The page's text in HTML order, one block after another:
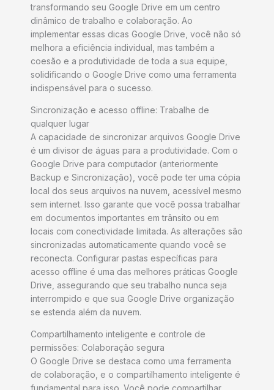
transformando seu Google Drive em um centro
dinâmico de trabalho e colaboração. Ao
implementar essas dicas Google Drive, você não só
melhora a eficiência individual, mas também a
coesão e a produtividade de toda a sua equipe,
solidificando o Google Drive como uma ferramenta
indispensável para o sucesso.
Sincronização e acesso offline: Trabalhe de
qualquer lugar
A capacidade de sincronizar arquivos Google Drive
é um divisor de águas para a produtividade. Com o
Google Drive para computador (anteriormente
Backup e Sincronização), você pode ter uma cópia
local dos seus arquivos na nuvem, acessível mesmo
sem internet. Isso garante que você possa trabalhar
em documentos importantes em trânsito ou em
locais com conectividade limitada. As alterações são
sincronizadas automaticamente quando você se
reconecta. Configurar pastas específicas para
acesso offline é uma das melhores práticas Google
Drive, assegurando que seu trabalho nunca seja
interrompido e que sua Google Drive organização
se estenda além da nuvem.
Compartilhamento inteligente e controle de
permissões: Colaboração segura
O Google Drive se destaca como uma ferramenta
de colaboração, e o compartilhamento inteligente é
fundamental para isso. Você pode compartilhar